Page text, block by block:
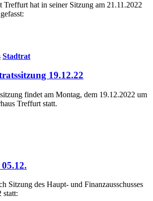
Treffurt hat in seiner Sitzung am 21.11.2022
Stadtrat
19.12.22
findet am Montag, dem 19.12.2022 um
Treffurt statt.
Sitzung des Haupt- und Finanzausschusses
statt: